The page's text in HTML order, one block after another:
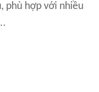
phù hợp với nhiều